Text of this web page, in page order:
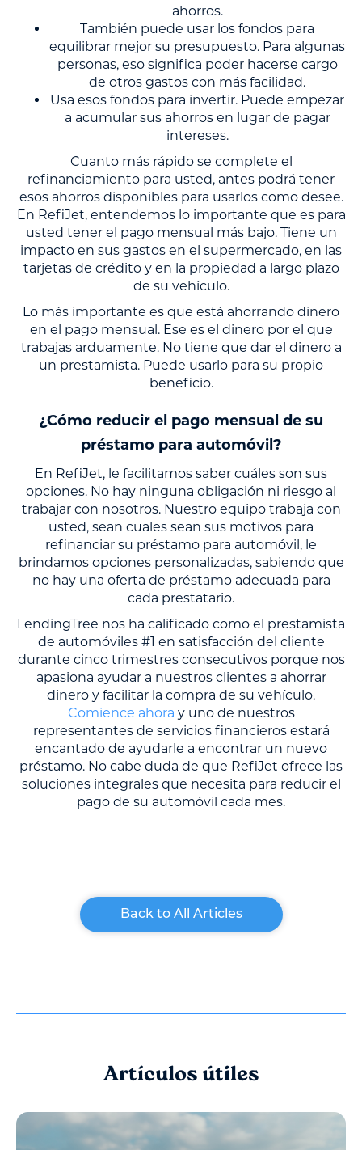
ahorros.
También puede usar los fondos para
equilibrar mejor su presupuesto. Para algunas
personas, eso significa poder hacerse cargo
de otros gastos con más facilidad.
Usa esos fondos para invertir. Puede empezar
a acumular sus ahorros en lugar de pagar
intereses.
Cuanto más rápido se complete el
refinanciamiento para usted, antes podrá tener
esos ahorros disponibles para usarlos como desee.
En RefiJet, entendemos lo importante que es para
usted tener el pago mensual más bajo. Tiene un
impacto en sus gastos en el supermercado, en las
tarjetas de crédito y en la propiedad a largo plazo
de su vehículo.
Lo más importante es que está ahorrando dinero
en el pago mensual. Ese es el dinero por el que
trabajas arduamente. No tiene que dar el dinero a
un prestamista. Puede usarlo para su propio
beneficio.
¿Cómo reducir el pago mensual de su
préstamo para automóvil?
En RefiJet, le facilitamos saber cuáles son sus
opciones. No hay ninguna obligación ni riesgo al
trabajar con nosotros. Nuestro equipo trabaja con
usted, sean cuales sean sus motivos para
refinanciar su préstamo para automóvil, le
brindamos opciones personalizadas, sabiendo que
no hay una oferta de préstamo adecuada para
cada prestatario.
LendingTree nos ha calificado como el prestamista
de automóviles #1 en satisfacción del cliente
durante cinco trimestres consecutivos porque nos
apasiona ayudar a nuestros clientes a ahorrar
dinero y facilitar la compra de su vehículo.
Comience ahora y uno de nuestros
representantes de servicios financieros estará
encantado de ayudarle a encontrar un nuevo
préstamo. No cabe duda de que RefiJet ofrece las
soluciones integrales que necesita para reducir el
pago de su automóvil cada mes.
Back to All Articles
Artículos útiles